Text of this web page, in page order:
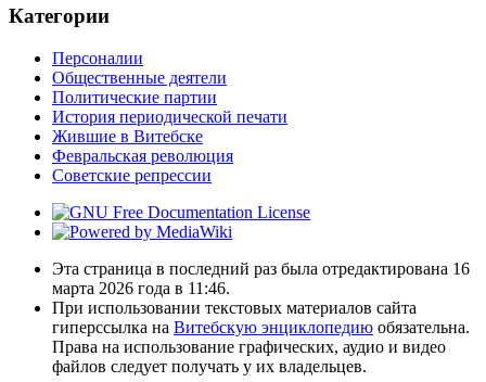
Категории
Персоналии
Общественные деятели
Политические партии
История периодической печати
Жившие в Витебске
Февральская революция
Советские репрессии
Эта страница в последний раз была отредактирована 16
марта 2026 года в 11:46.
При использовании текстовых материалов сайта
гиперссылка на Витебскую энциклопедию обязательна.
Права на использование графических, аудио и видео
файлов следует получать у их владельцев.